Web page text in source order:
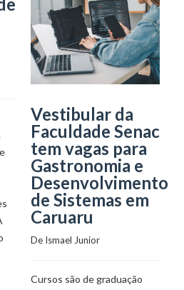
Vestibular da
Faculdade Senac
tem vagas para
Gastronomia e
Desenvolvimento
de Sistemas em
Caruaru
De Ismael Junior
Cursos são de graduação